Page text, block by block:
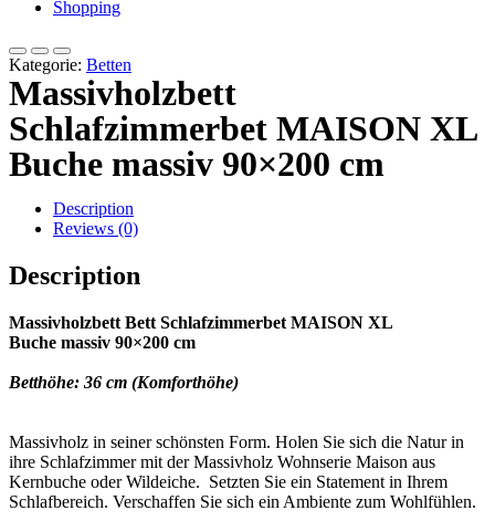
Shopping
Kategorie: Betten
Massivholzbett
Schlafzimmerbet MAISON XL
Buche massiv 90×200 cm
Description
Reviews (0)
Description
Massivholzbett Bett Schlafzimmerbet MAISON XL
Buche massiv 90×200 cm
Betthöhe: 36 cm (Komforthöhe)
Massivholz in seiner schönsten Form. Holen Sie sich die Natur in
ihre Schlafzimmer mit der Massivholz Wohnserie Maison aus
Kernbuche oder Wildeiche. Setzten Sie ein Statement in Ihrem
Schlafbereich. Verschaffen Sie sich ein Ambiente zum Wohlfühlen.